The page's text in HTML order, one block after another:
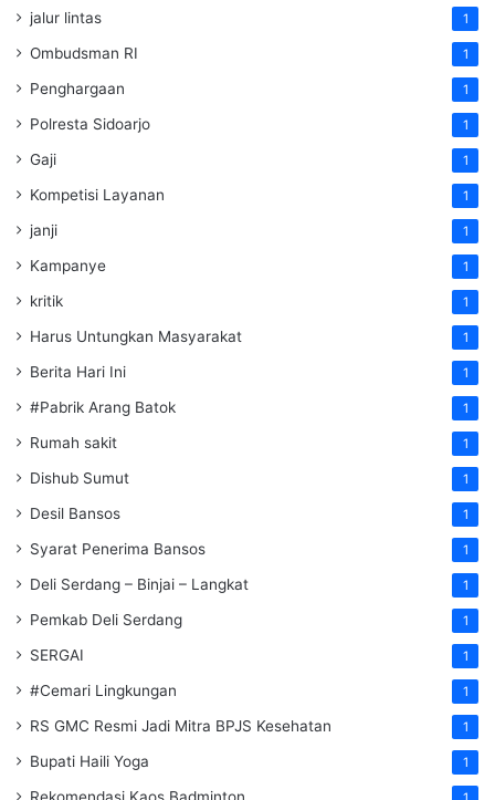
jalur lintas 1
Ombudsman RI 1
Penghargaan 1
Polresta Sidoarjo 1
Gaji 1
Kompetisi Layanan 1
janji 1
Kampanye 1
kritik 1
Harus Untungkan Masyarakat 1
Berita Hari Ini 1
#Pabrik Arang Batok 1
Rumah sakit 1
Dishub Sumut 1
Desil Bansos 1
Syarat Penerima Bansos 1
Deli Serdang – Binjai – Langkat 1
Pemkab Deli Serdang 1
SERGAI 1
#Cemari Lingkungan 1
RS GMC Resmi Jadi Mitra BPJS Kesehatan 1
Bupati Haili Yoga 1